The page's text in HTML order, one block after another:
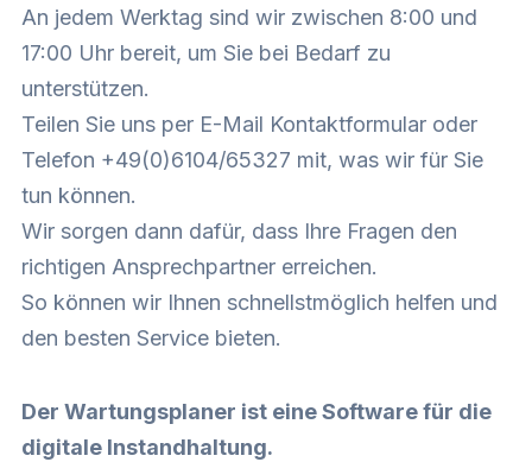
An jedem Werktag sind wir zwischen 8:00 und
17:00 Uhr bereit, um Sie bei Bedarf zu
unterstützen.
Teilen Sie uns per E-Mail Kontaktformular oder
Telefon +49(0)6104/65327 mit, was wir für Sie
tun können.
Wir sorgen dann dafür, dass Ihre Fragen den
richtigen Ansprechpartner erreichen.
So können wir Ihnen schnellstmöglich helfen und
den besten Service bieten.
Der Wartungsplaner ist eine Software für die
digitale Instandhaltung.